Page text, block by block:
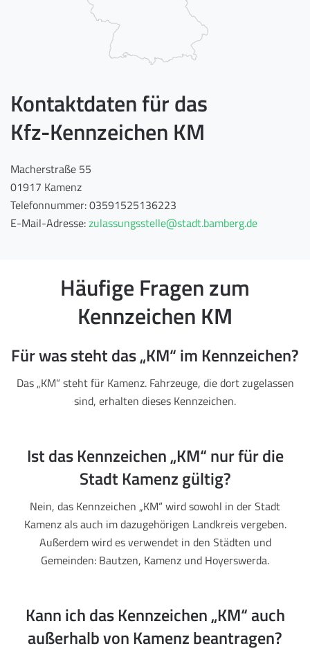
Kontaktdaten für das
Kfz-Kennzeichen KM
Macherstraße 55
01917 Kamenz
Telefonnummer: 03591525136223
E-Mail-Adresse:zulassungsstelle@stadt.bamberg.de
Häufige Fragen zum
Kennzeichen KM
Für was steht das „KM“ im Kennzeichen?
Das „KM“ steht für Kamenz. Fahrzeuge, die dort zugelassen
sind, erhalten dieses Kennzeichen.
Ist das Kennzeichen „KM“ nur für die
Stadt Kamenz gültig?
Nein, das Kennzeichen „KM“ wird sowohl in der Stadt
Kamenz als auch im dazugehörigen Landkreis vergeben.
Außerdem wird es verwendet in den Städten und
Gemeinden: Bautzen, Kamenz und Hoyerswerda.
Kann ich das Kennzeichen „KM“ auch
außerhalb von Kamenz beantragen?